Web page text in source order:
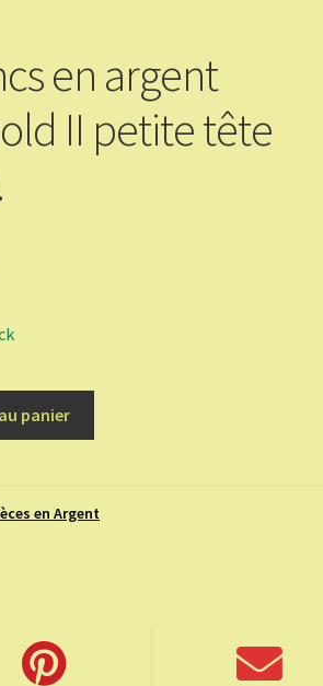
en argent
II petite tête
panier
en Argent